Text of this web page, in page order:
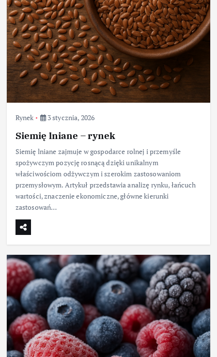
Rynek 3 stycznia, 2026
Siemię lniane – rynek
Siemię lniane zajmuje w gospodarce rolnej i przemyśle
spożywczym pozycję rosnącą dzięki unikalnym
właściwościom odżywczym i szerokim zastosowaniom
przemysłowym. Artykuł przedstawia analizę rynku, łańcuch
wartości, znaczenie ekonomiczne, główne kierunki
zastosowań…